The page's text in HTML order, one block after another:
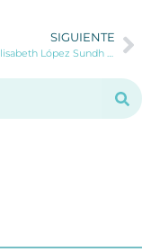
SIGUIENTE
Dra. Ana Elisabeth López Sundh se incorpora al Servicio de Dermatología de HCB Dénia y HCB Calpe